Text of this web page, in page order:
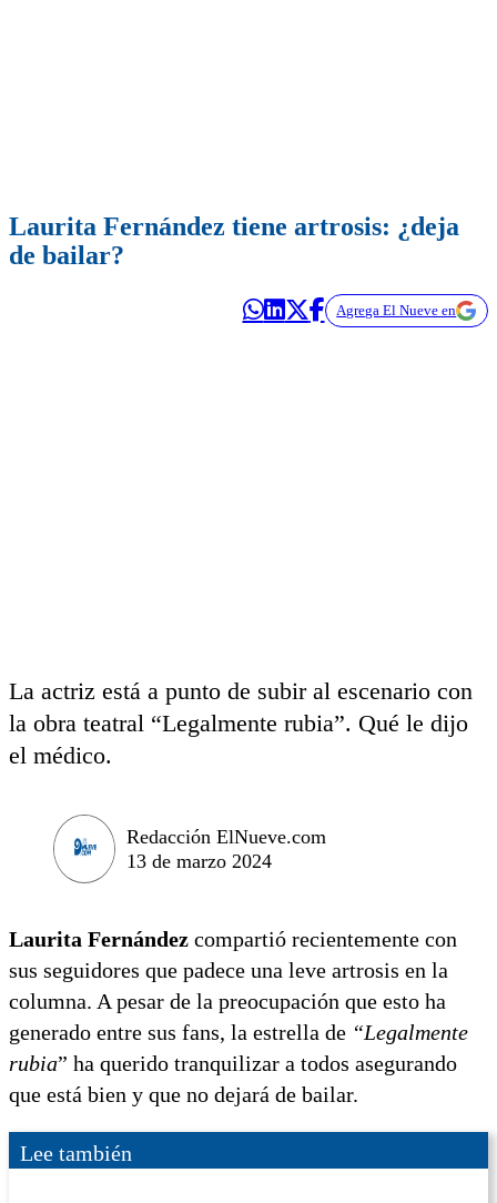
Laurita Fernández tiene artrosis: ¿deja
de bailar?
Agrega El Nueve en
La actriz está a punto de subir al escenario con
la obra teatral “Legalmente rubia”. Qué le dijo
el médico.
Redacción ElNueve.com
13 de marzo 2024
Laurita Fernández compartió recientemente con
sus seguidores que padece una leve artrosis en la
columna. A pesar de la preocupación que esto ha
generado entre sus fans, la estrella de “Legalmente
rubia” ha querido tranquilizar a todos asegurando
que está bien y que no dejará de bailar.
Lee también